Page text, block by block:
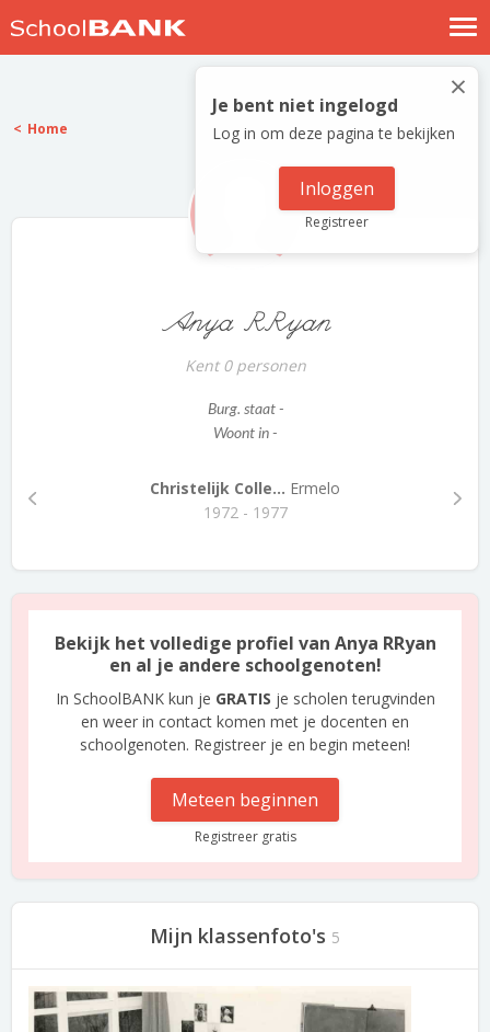
Nostalgische verhalen
Log in
Meld je gratis aan
×
Je bent niet ingelogd
Log in om deze pagina te bekijken
Inloggen
Registreer
Home
Anya RRyan
Kent 0 personen
Burg. staat -
Woont in -
Christelijk Colle... Ermelo
1972 - 1977
Bekijk het volledige profiel van Anya RRyan
en al je andere schoolgenoten!
In SchoolBANK kun je GRATIS je scholen terugvinden
en weer in contact komen met je docenten en
schoolgenoten. Registreer je en begin meteen!
Meteen beginnen
Registreer gratis
Mijn klassenfoto's 5